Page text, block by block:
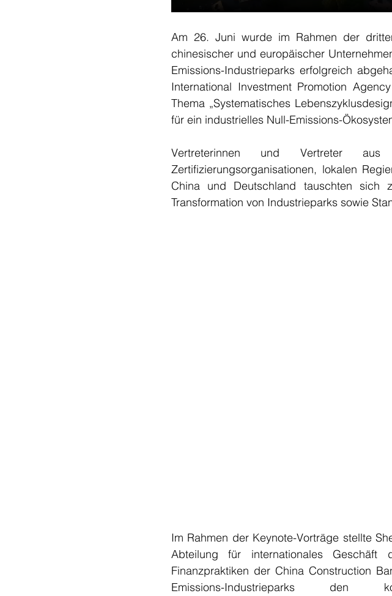
Am 26. Juni wurde im Rahmen der
chinesischer und europäischer
Emissions-Industrieparks erfolgreich
International Investment Promotion
Thema „Systematisches
für ein industrielles Null-Emissions-
Vertreterinnen und Vertreter aus
Zertifizierungsorganisationen, lokalen
China und Deutschland tauschten sich
Transformation von Industrieparks sowie
Im Rahmen der Keynote-Vorträge stellte
Abteilung für internationales
Finanzpraktiken der China Construction
Emissions-Industrieparks den